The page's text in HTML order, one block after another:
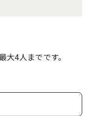
4人までです。